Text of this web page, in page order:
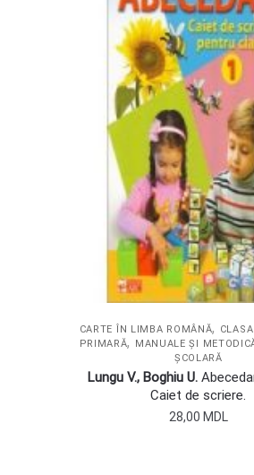
CARTE ÎN LIMBA ROMÂNĂ,
PRIMARĂ,
MANUALE ȘI
ȘCOLARĂ
Lungu V., Boghiu U.
Caiet de scriere.
28,00 MDL